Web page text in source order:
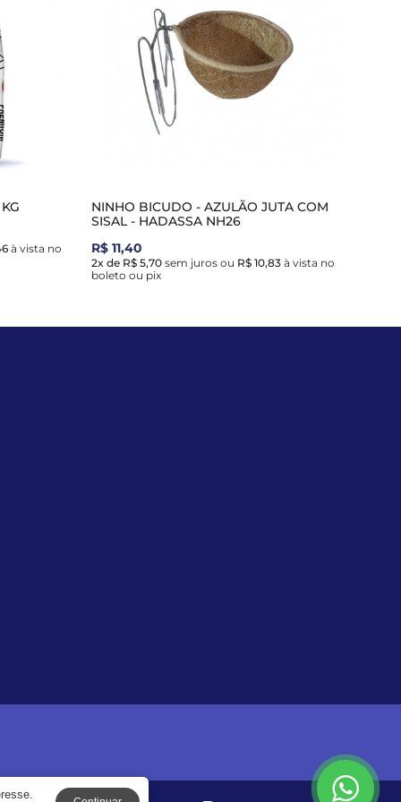
à vista no
NINHO BICUDO - AZULÃO JUTA COM
SISAL - HADASSA NH26
R$ 11,40
2x de R$ 5,70 sem juros ou R$ 10,83 à vista no
boleto ou pix